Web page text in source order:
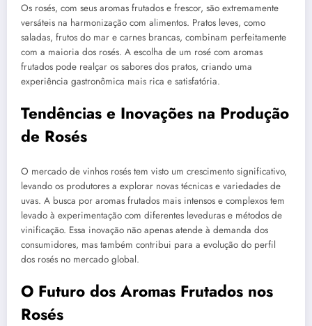
Os rosés, com seus aromas frutados e frescor, são extremamente
versáteis na harmonização com alimentos. Pratos leves, como
saladas, frutos do mar e carnes brancas, combinam perfeitamente
com a maioria dos rosés. A escolha de um rosé com aromas
frutados pode realçar os sabores dos pratos, criando uma
experiência gastronômica mais rica e satisfatória.
Tendências e Inovações na Produção
de Rosés
O mercado de vinhos rosés tem visto um crescimento significativo,
levando os produtores a explorar novas técnicas e variedades de
uvas. A busca por aromas frutados mais intensos e complexos tem
levado à experimentação com diferentes leveduras e métodos de
vinificação. Essa inovação não apenas atende à demanda dos
consumidores, mas também contribui para a evolução do perfil
dos rosés no mercado global.
O Futuro dos Aromas Frutados nos
Rosés